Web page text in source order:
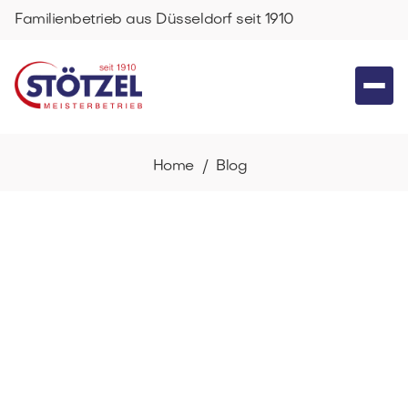
Familienbetrieb aus Düsseldorf seit 1910
Home / Blog